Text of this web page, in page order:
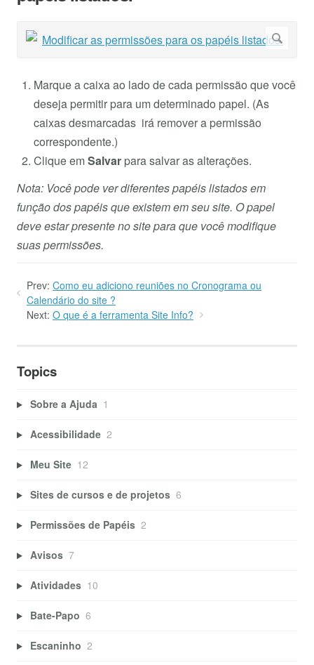
Marque a caixa ao lado de cada permissão que você
deseja permitir para um determinado papel. (As
caixas desmarcadas irá remover a permissão
correspondente.)
Clique emSalvar para salvar as alterações.
Nota: Você pode ver diferentes papéis listados em
função dos papéis que existem em seu site. O papel
deve estar presente no site para que você modifique
suas permissões.
Prev: Como eu adiciono reuniões no Cronograma ou
Calendário do site ?
Next: O que é a ferramenta Site Info?
Topics
Sobre a Ajuda 1
Acessibilidade 2
Meu Site 12
Sites de cursos e de projetos 6
Permissões de Papéis 2
Avisos 7
Atividades 10
Bate-Papo 6
Escaninho 2